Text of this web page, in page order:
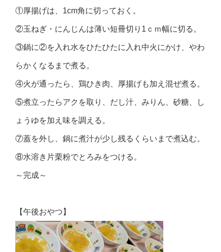
①厚揚げは、1cm角に切っておく。
②玉ねぎ・にんじんは薄い短冊切り1ｃｍ幅に切る。
③鍋に②を入れ水をひたひたに入れ中火にかけ、やわ
らかくなるまで煮る。
④火が通ったら、鶏ひき肉、厚揚げも加え混ぜ煮る。
⑤煮立ったらアクを取り、だし汁、みりん、砂糖、し
ょうゆを加え味を調える。
⑦蓋を外し、鍋に煮汁が少し残るくらいまで煮込む。
⑧水溶き片栗粉でとろみをつける。
～完成～
【午後おやつ】